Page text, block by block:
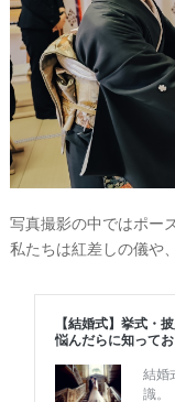
写真撮影の中ではポー
私たちは紅差しの儀や